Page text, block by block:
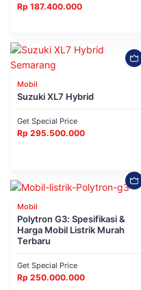
Rp 187.400.000
Mobil
Suzuki XL7 Hybrid
Get Special Price
Rp 295.500.000
Mobil
Polytron G3: Spesifikasi &
Harga Mobil Listrik Murah
Terbaru
Get Special Price
Rp 250.000.000